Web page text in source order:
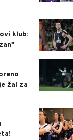
klub:
žal za